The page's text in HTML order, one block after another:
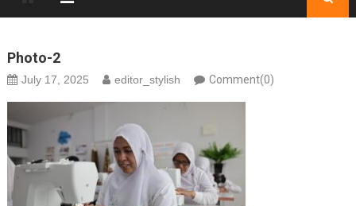
Photo-2
July 17, 2025 editor_stylish Comment(0)